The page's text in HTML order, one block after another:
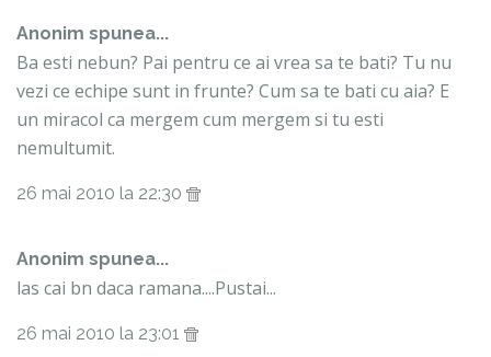
Anonim spunea...
Ba esti nebun? Pai pentru ce ai vrea sa te bati? Tu nu
vezi ce echipe sunt in frunte? Cum sa te bati cu aia? E
un miracol ca mergem cum mergem si tu esti
nemultumit.
26 mai 2010 la 22:30
Anonim spunea...
las cai bn daca ramana....Pustai...
26 mai 2010 la 23:01